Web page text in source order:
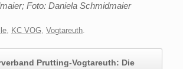
Foto: Daniela Schmidmaier
KC VOG Vogtareuth
Prutting-Vogtareuth: Die